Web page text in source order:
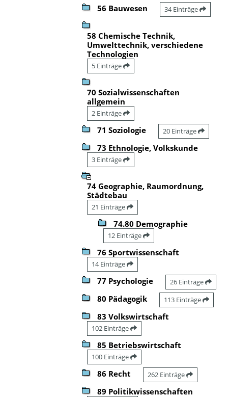
56 Bauwesen 34 Einträge
58 Chemische Technik,
Umwelttechnik, verschiedene
Technologien
5 Einträge
70 Sozialwissenschaften
allgemein
2 Einträge
71 Soziologie 20 Einträge
73 Ethnologie, Volkskunde
3 Einträge
74 Geographie, Raumordnung,
Städtebau
21 Einträge
74.80 Demographie
12 Einträge
76 Sportwissenschaft
14 Einträge
77 Psychologie 26 Einträge
80 Pädagogik 113 Einträge
83 Volkswirtschaft
102 Einträge
85 Betriebswirtschaft
100 Einträge
86 Recht 262 Einträge
89 Politikwissenschaften